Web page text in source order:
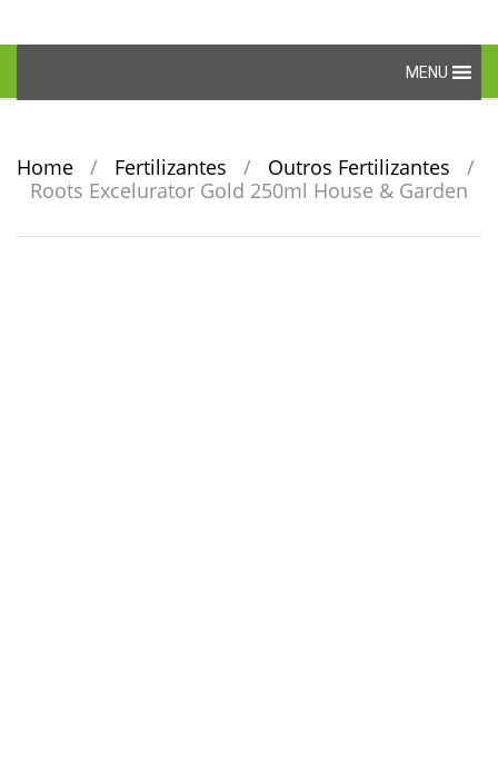
content
MENU
Home / Fertilizantes / Outros Fertilizantes
/
Roots Excelurator Gold 250ml House & Garden